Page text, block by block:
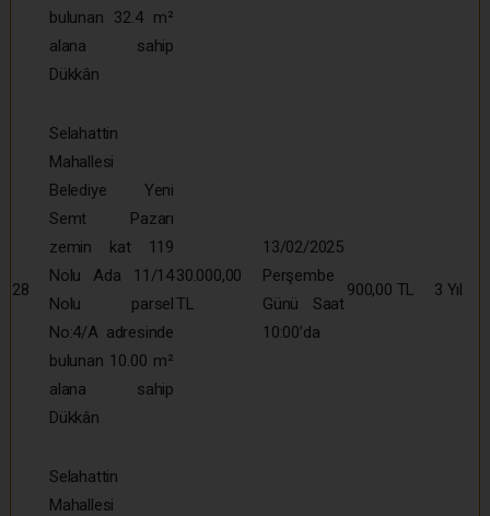
bulunan 32.4 m²
alana sahip
Dükkân
28
Selahattin
Mahallesi
Belediye Yeni
Semt Pazarı
zemin kat 119
Nolu Ada 11/14
Nolu parsel
No:4/A adresinde
bulunan 10.00 m²
alana sahip
Dükkân
30.000,00
TL
13/02/2025
Perşembe
Günü Saat
10:00’da
900,00 TL 3 Yıl
Selahattin
Mahallesi